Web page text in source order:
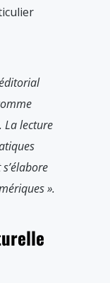
La lecture
».